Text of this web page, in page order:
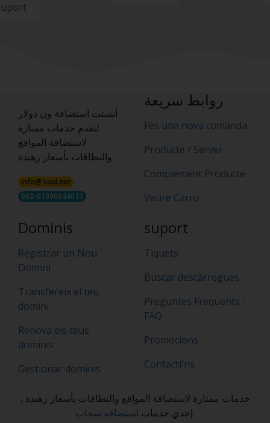
آنشئت استضافة ون دولار
لتقدم خدمات ممتازة
لاستضافة المواقع
والنطاقات بأسعار زهيدة.
info@1usd.net
002-01090044013
روابط سريعة
Fes una nova comanda
Producte / Servei
Complement Producte
Veure Carro
Dominis
Registrar un Nou
Domini
Transfereix el teu
domini
Renova els teus
dominis
Gestionar dominis
suport
Tiquets
Buscar descàrregues
Preguntes Freqüents -
FAQ
Promocions
Contacti'ns
خدمات ممتازة لاستضافة المواقع والنطاقات بأسعار زهيدة ,
إحدي خدمات استضافة سحاب .